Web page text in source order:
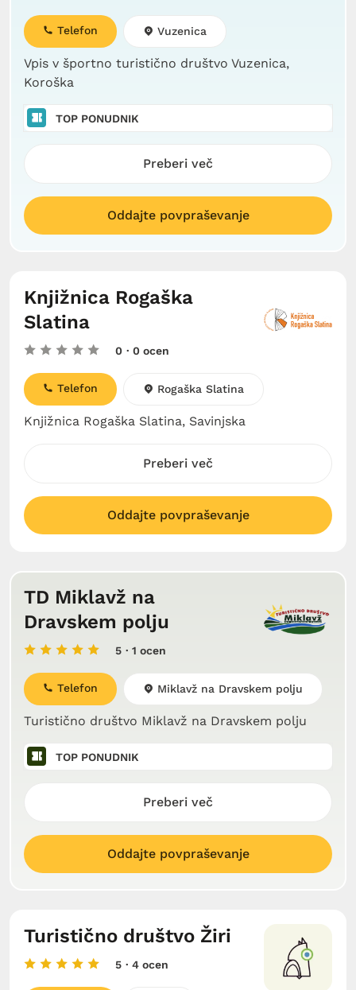
Vpis v športno turistično društvo Vuzenica,
Koroška
Telefon Vuzenica
TOP PONUDNIK
Preberi več
Oddajte povpraševanje
Knjižnica Rogaška
Slatina
0 · 0 ocen
Knjižnica Rogaška Slatina, Savinjska
Telefon Rogaška Slatina
Preberi več
Oddajte povpraševanje
TD Miklavž na
Dravskem polju
5 · 1 ocen
Turistično društvo Miklavž na Dravskem polju
Telefon Miklavž na Dravskem polju
TOP PONUDNIK
Preberi več
Oddajte povpraševanje
Turistično društvo Žiri
5 · 4 ocen